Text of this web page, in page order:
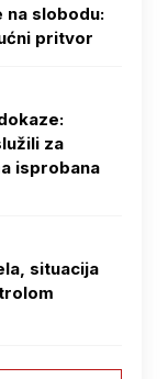
na slobodu:
pritvor
za
isprobana
situacija